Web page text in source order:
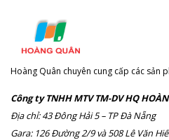
Hoàng Quân chuyên cung cấp các sản
Công ty TNHH MTV TM-DV HQ
Địa chỉ: 43 Đông Hải 5 – TP Đà Nẵng
Gara: 126 Đường 2/9 và 508 Lê Văn